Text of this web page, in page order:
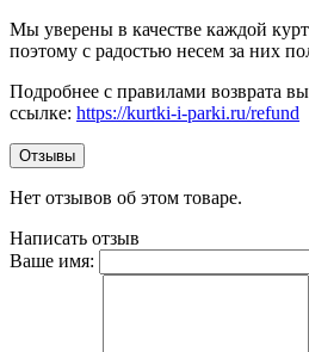
Мы уверены в качестве каждой
поэтому с радостью несем за них
Подробнее с правилами возврата
ссылке: https://kurtki-i-parki.ru/refund
Отзывы
Нет отзывов об этом товаре.
Написать отзыв
Ваше имя: